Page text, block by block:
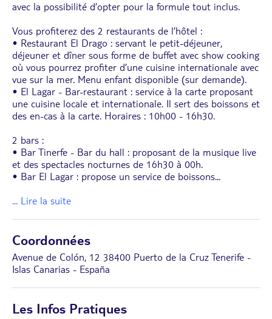
avec la possibilité d’opter pour la formule tout inclus.
Vous profiterez des 2 restaurants de l’hôtel :
• Restaurant El Drago : servant le petit-déjeuner,
déjeuner et dîner sous forme de buffet avec show cooking
où vous pourrez profiter d’une cuisine internationale avec
vue sur la mer. Menu enfant disponible (sur demande).
• El Lagar - Bar-restaurant : service à la carte proposant
une cuisine locale et internationale. Il sert des boissons et
des en-cas à la carte. Horaires : 10h00 - 16h30.
2 bars :
• Bar Tinerfe - Bar du hall : proposant de la musique live
et des spectacles nocturnes de 16h30 à 00h.
• Bar El Lagar : propose un service de boissons...
... Lire la suite
Coordonnées
Avenue de Colón, 12 38400 Puerto de la Cruz Tenerife -
Islas Canarias - España
Les Infos Pratiques